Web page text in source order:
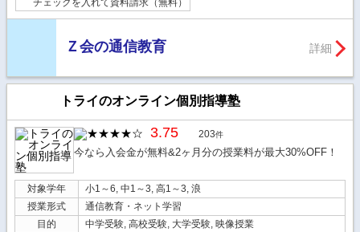
チェックを入れて資料請求（無料）
Ｚ会の通信教育 詳細
トライのオンライン個別指導塾
3.75 203件
今なら入会金が無料&2ヶ月分の授業料が最大30%OFF！
対象学年
小1～6, 中1～3, 高1～3, 浪
授業形式
通信教育・ネット学習
目的
中学受験, 高校受験, 大学受験, 映像授業